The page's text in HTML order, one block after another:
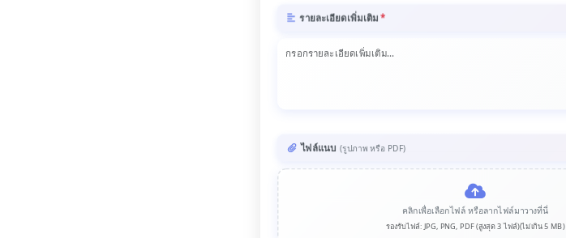
รายละเอียดเพิ่มเติม *
ไฟล์แนบ (รูปภาพ หรือ PDF)
คลิกเพื่อเลือกไฟล์ หรือลากไฟล์มาวางที่นี่
รองรับไฟล์: JPG, PNG, PDF (สูงสุด 3 ไฟล์)(ไม่เกิน 5 MB)